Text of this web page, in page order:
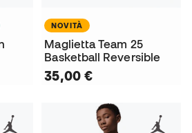
NOVITÀ
Maglietta Team 25
Basketball Reversible
35,00 €